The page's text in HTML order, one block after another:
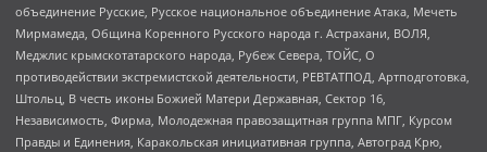
объединение Русские, Русское национальное объединение Атака, Мечеть
Мирмамеда, Община Коренного Русского народа г. Астрахани, ВОЛЯ,
Меджлис крымскотатарского народа, Рубеж Севера, ТОЙС, О
противодействии экстремистской деятельности, РЕВТАТПОД, Артподготовка,
Штольц, В честь иконы Божией Матери Державная, Сектор 16,
Независимость, Фирма, Молодежная правозащитная группа МПГ, Курсом
Правды и Единения, Каракольская инициативная группа, Автоград Крю,